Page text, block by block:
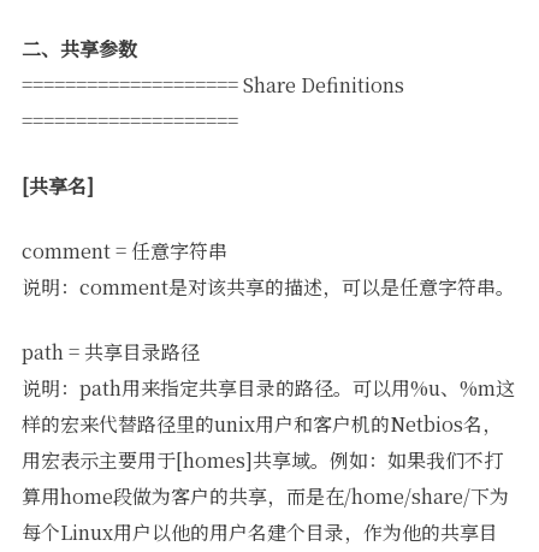
二、共享参数
==================== Share Definitions
====================
[共享名]
comment = 任意字符串
说明：comment是对该共享的描述，可以是任意字符串。
path = 共享目录路径
说明：path用来指定共享目录的路径。可以用%u、%m这
样的宏来代替路径里的unix用户和客户机的Netbios名，
用宏表示主要用于[homes]共享域。例如：如果我们不打
算用home段做为客户的共享，而是在/home/share/下为
每个Linux用户以他的用户名建个目录，作为他的共享目